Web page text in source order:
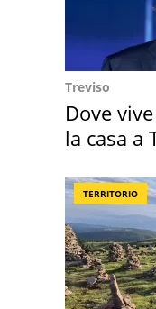
Treviso
Dove
la casa a
TERRITORIO